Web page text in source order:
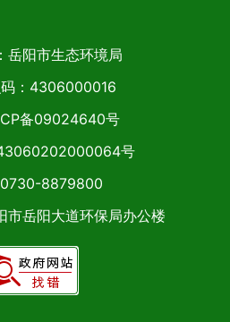
岳阳市生态环境局
：4306000016
备09024640号
号
8879800
市岳阳大道环保局办公楼